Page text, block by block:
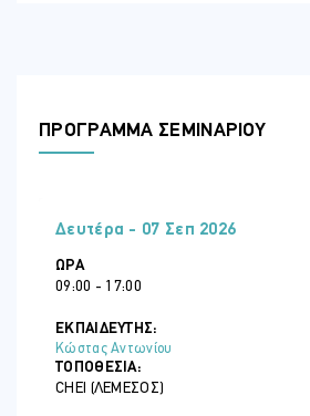
ΠΡΟΓΡΑΜΜΑ ΣΕΜΙΝΑΡΙΟΥ
Δευτέρα - 07 Σεπ 2026
ΏΡΑ
09:00 - 17:00
ΕΚΠΑΙΔΕΥΤΗΣ:
Κώστας Αντωνίου
ΤΟΠΟΘΕΣΊΑ:
CHEI (ΛΕΜΕΣΌΣ)